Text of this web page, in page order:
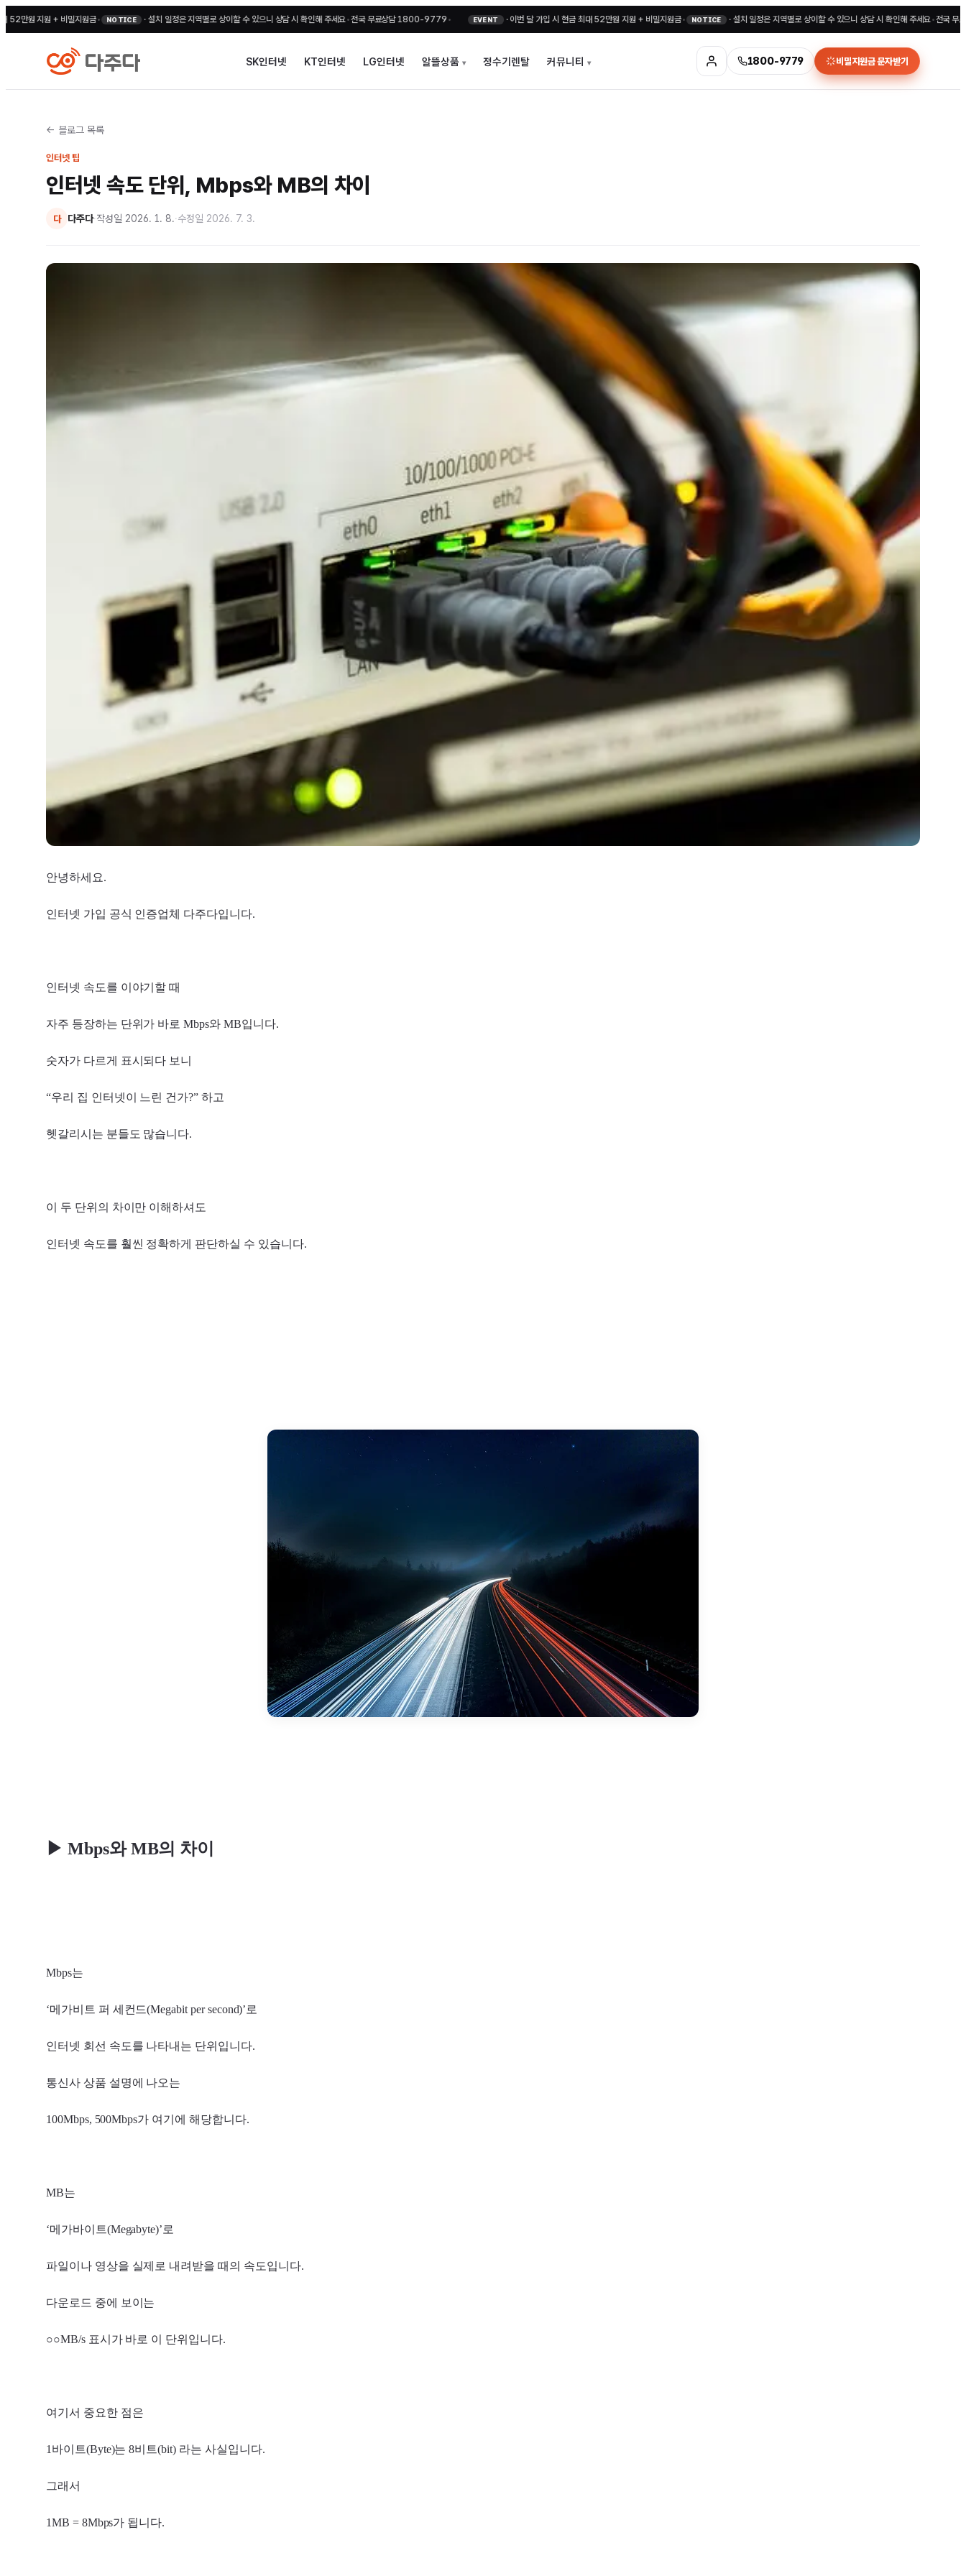
원 + 비밀지원금 • NOTICE ·설치 일정은 지역별로 상이할 수 있으니 상담 시 확인해 주세요•전국 무료상담 1800-9779• EVENT ·이번 달 가입 시 현금 최대 52만원 지원 + 비밀지원금 • NOTICE ·설치 일정은 지역별로 상이할 수 있으니 상담 시 확인해 주세요•전국 무료상담
SK인터넷 KT인터넷 LG인터넷 알뜰상품 정수기렌탈 커뮤니티 1800-9779 비밀지원금 문자받기
← 블로그 목록
인터넷 팁
인터넷 속도 단위, Mbps와 MB의 차이
다 다주다·작성일 2026. 1. 8.·수정일 2026. 7. 3.
안녕하세요.
인터넷 가입 공식 인증업체 다주다입니다.
인터넷 속도를 이야기할 때
자주 등장하는 단위가 바로 Mbps와 MB입니다.
숫자가 다르게 표시되다 보니
“우리 집 인터넷이 느린 건가?” 하고
헷갈리시는 분들도 많습니다.
이 두 단위의 차이만 이해하셔도
인터넷 속도를 훨씬 정확하게 판단하실 수 있습니다.
▶ Mbps와 MB의 차이
Mbps는
‘메가비트 퍼 세컨드(Megabit per second)’로
인터넷 회선 속도를 나타내는 단위입니다.
통신사 상품 설명에 나오는
100Mbps, 500Mbps가 여기에 해당합니다.
MB는
‘메가바이트(Megabyte)’로
파일이나 영상을 실제로 내려받을 때의 속도입니다.
다운로드 중에 보이는
○○MB/s 표시가 바로 이 단위입니다.
여기서 중요한 점은
1바이트(Byte)는 8비트(bit) 라는 사실입니다.
그래서
1MB = 8Mbps가 됩니다.